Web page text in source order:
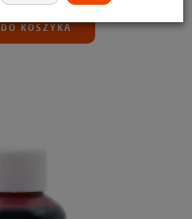
DO KOSZYKA